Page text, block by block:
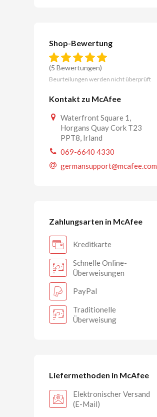
Shop-Bewertung
(5 Bewertungen)
Beurteilungen werden nicht überprüft
Kontakt zu McAfee
Waterfront Square 1,
Horgans Quay Cork T23
PPT8, Irland
069-6640 4330
germansupport@mcafee.com
Zahlungsarten in McAfee
Kreditkarte
Schnelle Online-
Überweisungen
PayPal
Traditionelle
Überweisung
Liefermethoden in McAfee
Elektronischer Versand
(E-Mail)